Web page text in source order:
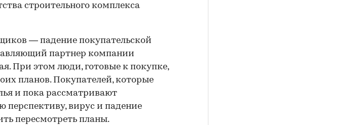
строительного комплекса
— падение покупательской
партнер компании
При этом люди, готовые к покупке,
планов. Покупателей, которые
и пока рассматривают
вирус и падение
пересмотреть планы.